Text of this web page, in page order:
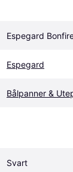
Espegard
Espegard
Bålpanner &
Svart